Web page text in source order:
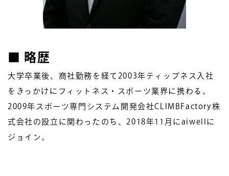
■ 略歴
大学卒業後、商社勤務を経て2003年ティップネス入社
をきっかけにフィットネス・スポーツ業界に携わる。
2009年スポーツ専門システム開発会社CLIMBFactory株
式会社の設立に関わったのち、2018年11月にaiwellに
ジョイン。